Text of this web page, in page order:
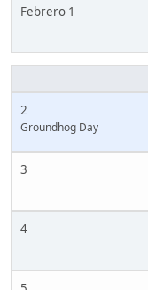
Febrero 1
2
Groundhog Day
3
4